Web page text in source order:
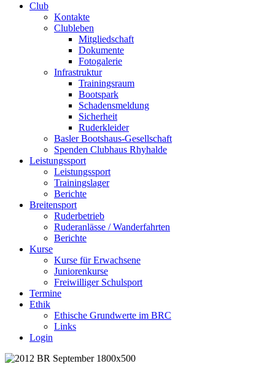
Club
Kontakte
Clubleben
Mitgliedschaft
Dokumente
Fotogalerie
Infrastruktur
Trainingsraum
Bootspark
Schadensmeldung
Sicherheit
Ruderkleider
Basler Bootshaus-Gesellschaft
Spenden Clubhaus Rhyhalde
Leistungssport
Leistungssport
Trainingslager
Berichte
Breitensport
Ruderbetrieb
Ruderanlässe / Wanderfahrten
Berichte
Kurse
Kurse für Erwachsene
Juniorenkurse
Freiwilliger Schulsport
Termine
Ethik
Ethische Grundwerte im BRC
Links
Login